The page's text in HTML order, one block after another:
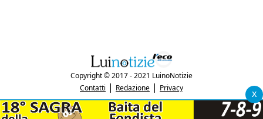
x
Copyright © 2017 - 2021 LuinoNotizie
Contatti | Redazione | Privacy
"Luinonotizie.it è una testata giornalistica iscritta al Registro Stampa del